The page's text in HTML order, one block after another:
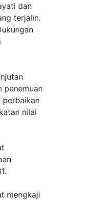
dan
terjalin.
penemuan
perbaikan
nilai
mengkaji